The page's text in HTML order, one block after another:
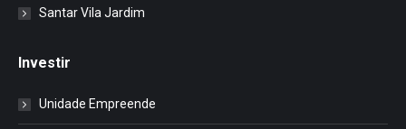
Santar Vila Jardim
Investir
Unidade Empreende